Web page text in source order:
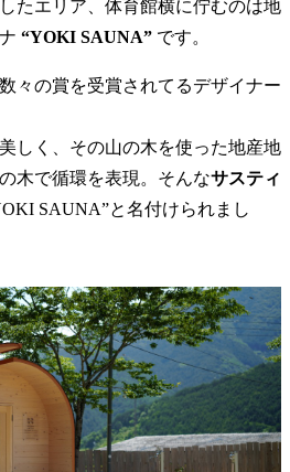
たエリア、体育館横に佇むのは地
“YOKI SAUNA” です。
々の賞を受賞されてるデザイナー
しく、その山の木を使った地産地
木で循環を表現。そんなサスティ
SAUNA”と名付けられまし